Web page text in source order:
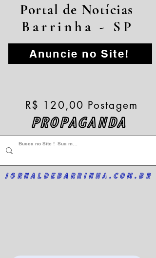
Anuncie no Site!
PROPAGANDA
R$ 120,00 Postagem
JORNALDEBARRINHA.COM.BR
Barrinha - SP
Portal de Notícias